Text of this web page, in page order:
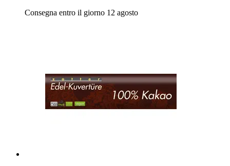
Consegna entro il giorno 12 agosto